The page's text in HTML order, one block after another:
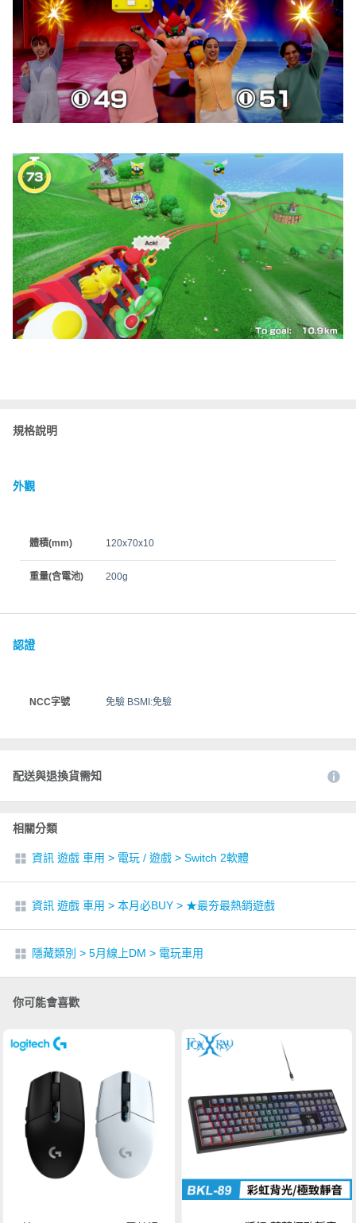
規格說明
外觀
體積(mm) 120x70x10
重量(含電池) 200g
認證
NCC字號 免驗 BSMI:免驗
配送與退換貨需知
相關分類
資訊 遊戲 車用 > 電玩 / 遊戲 > Switch 2軟體
資訊 遊戲 車用 > 本月必BUY > ★最夯最熱銷遊戲
隱藏類別 > 5月線上DM > 電玩車用
你可能會喜歡